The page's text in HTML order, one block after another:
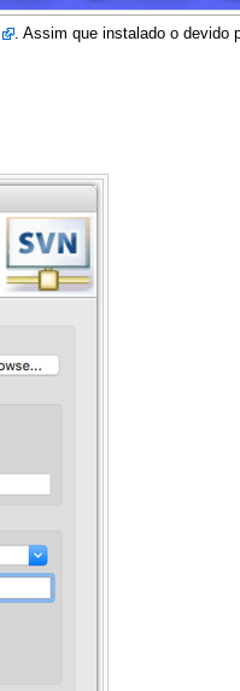
. Assim que instalado o devido